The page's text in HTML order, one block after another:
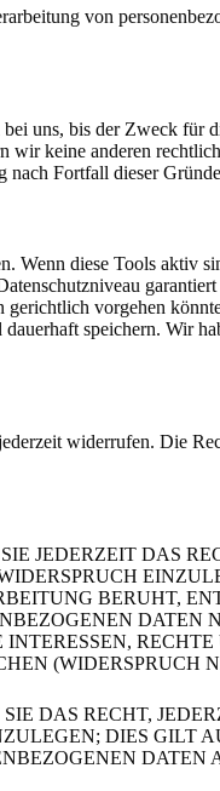
von
uns, bis der Zweck für
keine anderen
nach Fortfall dieser
Wenn diese Tools aktiv
vorgehen
speichern. Wir
widerrufen. Die
JEDERZEIT DAS
BERUHT,
DATEN
(WIDERSPRUCH
DAS RECHT,
DIES GILT